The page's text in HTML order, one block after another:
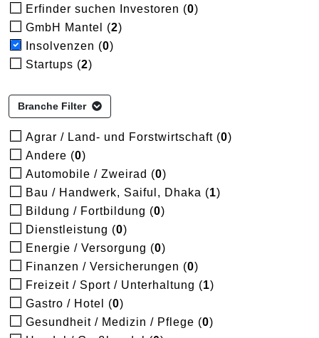
Erfinder suchen Investoren (0)
GmbH Mantel (2)
Insolvenzen (0)
Startups (2)
Branche Filter
Agrar / Land- und Forstwirtschaft (0)
Andere (0)
Automobile / Zweirad (0)
Bau / Handwerk, Saiful, Dhaka (1)
Bildung / Fortbildung (0)
Dienstleistung (0)
Energie / Versorgung (0)
Finanzen / Versicherungen (0)
Freizeit / Sport / Unterhaltung (1)
Gastro / Hotel (0)
Gesundheit / Medizin / Pflege (0)